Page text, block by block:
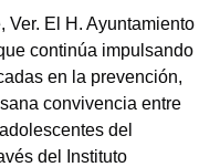
Ver. El H. Ayuntamiento
continúa impulsando
en la prevención,
convivencia entre
del
del Instituto